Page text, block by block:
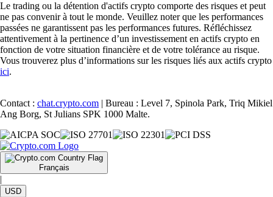
Le trading ou la détention d'actifs crypto comporte des risques et peut
ne pas convenir à tout le monde. Veuillez noter que les performances
passées ne garantissent pas les performances futures. Réfléchissez
attentivement à la pertinence d’un investissement en actifs crypto en
fonction de votre situation financière et de votre tolérance au risque.
Vous trouverez plus d’informations sur les risques liés aux actifs crypto
ici.
Contact : chat.crypto.com | Bureau : Level 7, Spinola Park, Triq Mikiel
Ang Borg, St Julians SPK 1000 Malte.
Français
|
USD